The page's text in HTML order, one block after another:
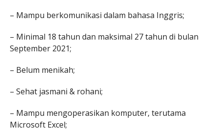
– Mampu berkomunikasi dalam bahasa Inggris;
– Minimal 18 tahun dan maksimal 27 tahun di bulan
September 2021;
– Belum menikah;
– Sehat jasmani & rohani;
– Mampu mengoperasikan komputer, terutama
Microsoft Excel;